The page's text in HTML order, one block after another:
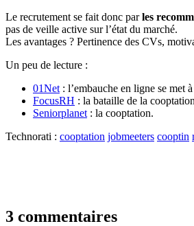
Le recrutement se fait donc parles
pas de veille active sur l’état du marché.
Les avantages ? Pertinence des CVs,
Un peu de lecture :
01Net : l’embauche en ligne se met
FocusRH : la bataille de la
Seniorplanet : la cooptation.
Technorati : cooptation jobmeeters cooptin
3 commentaires